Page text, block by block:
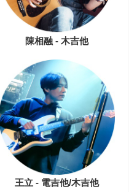
陳相融 - 木吉他
王立 - 電吉他/木吉他